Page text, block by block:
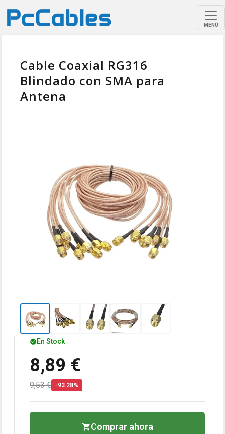
MENÚ
Cable Coaxial RG316
Blindado con SMA para
Antena
En Stock
8,89 €
9,53 € -93.28%
Comprar ahora